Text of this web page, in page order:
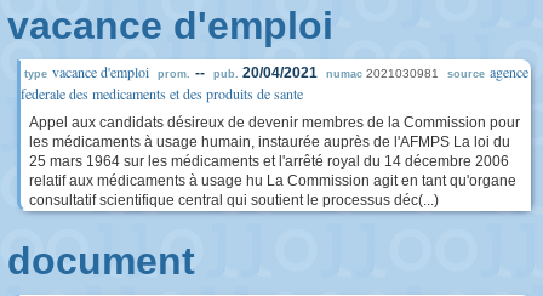
vacance d'emploi
type vacance d'emploi prom. -- pub. 20/04/2021 numac 2021030981 source agence
federale des medicaments et des produits de sante
Appel aux candidats désireux de devenir membres de la Commission pour
les médicaments à usage humain, instaurée auprès de l'AFMPS La loi du
25 mars 1964 sur les médicaments et l'arrêté royal du 14 décembre 2006
relatif aux médicaments à usage hu La Commission agit en tant qu'organe
consultatif scientifique central qui soutient le processus déc(...)
document